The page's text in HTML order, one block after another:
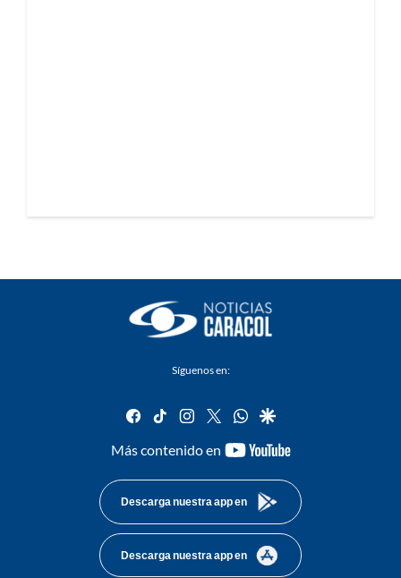
Síguenos en:
facebook
tiktok instagram
twitterwhatsapp
google
Más contenido en
youtube-
Descarga nuestra app en
Descarga nuestra app en